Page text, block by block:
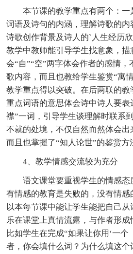
本节课的教学重点有两个：
词语及诗句的内涵，理解诗歌的
诗歌创作背景及诗人的`人生经历
教学中教师能引导学生找意象，描
会“自”“空”两字体会作者的感情
歌内容，而且也教给学生鉴赏“寓
教学重点得以突破。在后两联的
重点词语的意思体会诗中诗人要表
襟”一词，引导学生谈理解时联系
不就的处境，不仅自然而然体会出
而且也掌握了“知人论世”的鉴赏方
4、教学情感交流较为充分
语文课堂要重视学生的情感
有情感的教育是失败的，没有情
以本每节课中能让学生能把自己
乐在课堂上真情流露，与作者形成
比如学生在完成“如果让你用‘一个
者，你会填什么词？为什么填这个